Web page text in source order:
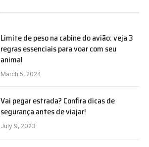
Limite de peso na cabine do avião: veja 3
regras essenciais para voar com seu
animal
March 5, 2024
Vai pegar estrada? Confira dicas de
segurança antes de viajar!
July 9, 2023